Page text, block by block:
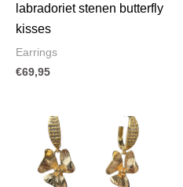
labradoriet stenen butterfly
kisses
Earrings
€69,95